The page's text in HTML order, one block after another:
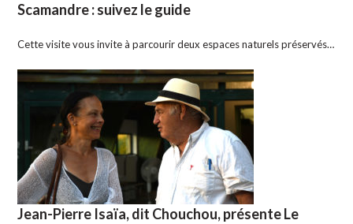
Scamandre : suivez le guide
Cette visite vous invite à parcourir deux espaces naturels préservés…
Jean-Pierre Isaïa, dit Chouchou, présente Le